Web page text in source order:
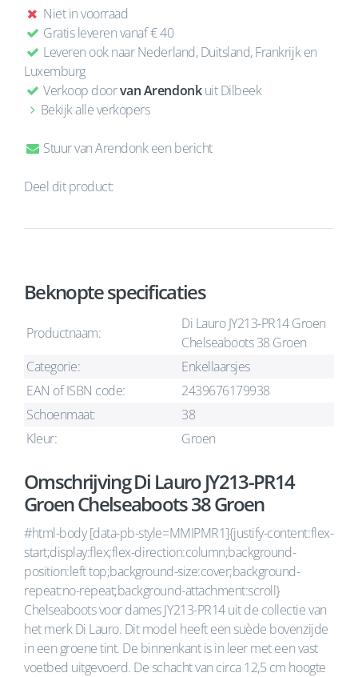
Niet in voorraad
Gratis leveren vanaf € 40
Leveren ook naar Nederland, Duitsland, Frankrijk en
Luxemburg
Verkoop doorvan Arendonkuit Dilbeek
Bekijk alle verkopers
Stuur van Arendonk een bericht
Deel dit product:
Beknopte specificaties
Productnaam:
Di Lauro JY213-PR14 Groen
Chelseaboots 38 Groen
Categorie:
Enkellaarsjes
EAN of ISBN code:
2439676179938
Schoenmaat:
38
Kleur:
Groen
Omschrijving Di Lauro JY213-PR14
Groen Chelseaboots 38 Groen
#html-body [data-pb-style=MMIPMR1]{justify-content:flex-
start;display:flex;flex-direction:column;background-
position:left top;background-size:cover;background-
repeat:no-repeat;background-attachment:scroll}
Chelseaboots voor dames JY213-PR14 uit de collectie van
het merk Di Lauro. Dit model heeft een suède bovenzijde
in een groene tint. De binnenkant is in leer met een vast
voetbed uitgevoerd. De schacht van circa 12,5 cm hoogte